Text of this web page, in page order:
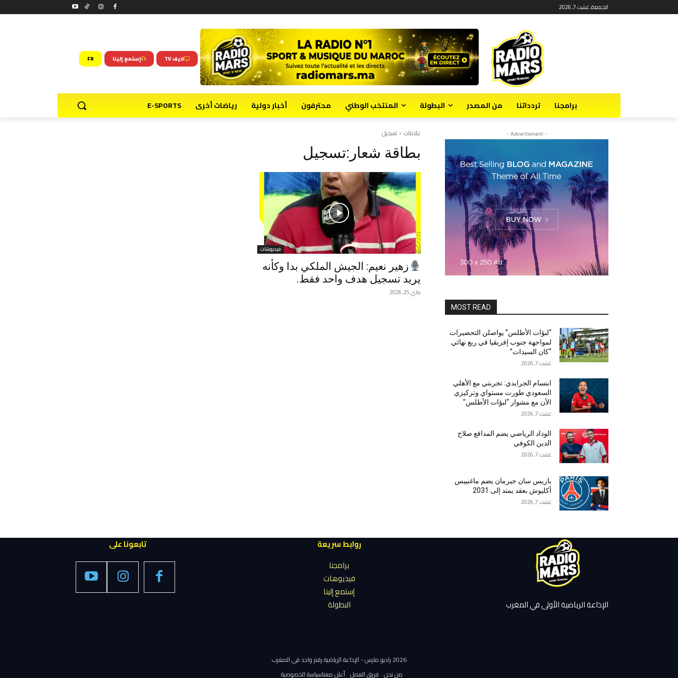
الجمعة, غشت 7, 2026
لايف TV إستمع إلينا FR
برامجنا تردداتنا من المصدر البطولة المنتخب الوطني محترفون أخبار دولية رياضات أخرى E-SPORTS
علامات تسجيل
بطاقة شعار:تسجيل
فيديوهات
زهير نعيم: الجيش الملكي بدا وكأنه
يريد تسجيل هدف واحد فقط.
ماي 25, 2026
- Advertisment -
MOST READ
“لبؤات الأطلس” يواصلن التحضيرات
لمواجهة جنوب إفريقيا في ربع نهائي
“كان السيدات”
غشت 7, 2026
ابتسام الجرايدي: تجربتي مع الأهلي
السعودي طورت مستواي وتركيزي
الأن مع مشوار “لبؤات الأطلس”
غشت 7, 2026
الوداد الرياضي يضم المدافع صلاح
الدين الكوفي
غشت 7, 2026
باريس سان جيرمان يضم ماغنييس
أكليوش بعقد يمتد إلى 2031
غشت 7, 2026
تابعونا على
روابط سريعة
برامجنا
فيديوهات
إستمع إلينا
البطولة
الإذاعة الرياضية الأولى في المغرب
2026 راديو مارس - الإذاعة الرياضية رقم واحد في المغرب
من نحن فريق العمل أعلن معناسياسة الخصوصية